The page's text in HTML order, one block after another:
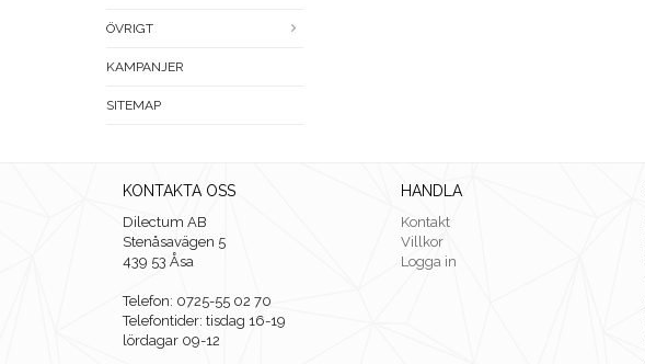
ÖVRIGT
KAMPANJER
SITEMAP
KONTAKTA OSS
Dilectum AB
Stenåsavägen 5
439 53 Åsa
Telefon: 0725-55 02 70
Telefontider: tisdag 16-19
lördagar 09-12
HANDLA
Kontakt
Villkor
Logga in